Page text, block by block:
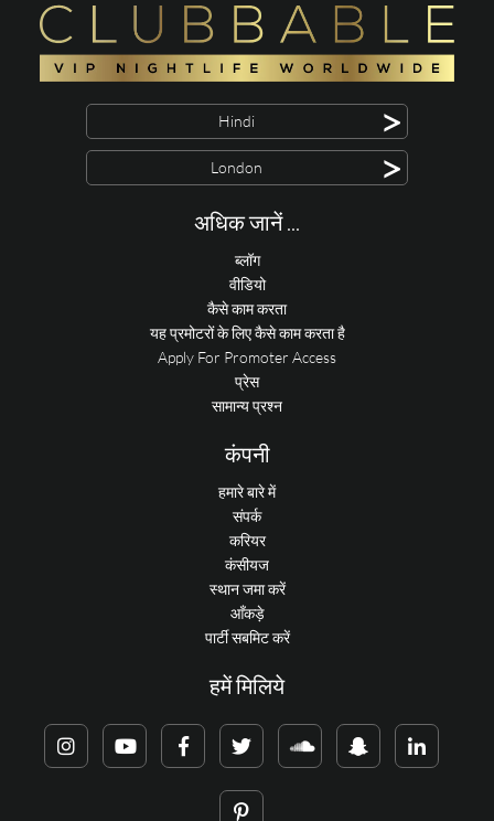
Hindi >
London >
अधिक जानें ...
ब्लॉग
वीडियो
कैसे काम करता
यह प्रमोटरों के लिए कैसे काम करता है
Apply For Promoter Access
प्रेस
सामान्य प्रश्न
कंपनी
हमारे बारे में
संपर्क
करियर
कंसीयज
स्थान जमा करें
आँकड़े
पार्टी सबमिट करें
हमें मिलिये